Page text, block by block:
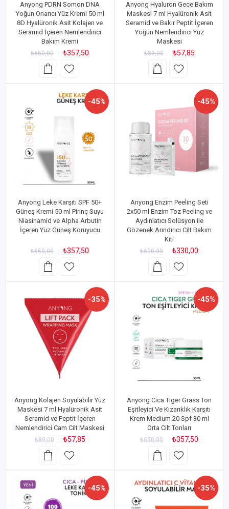
Anyong PDRN Somon DNA
Yoğun Onarıcı Yüz Kremi 50 ml
8D Hyalüronik Asit Kolajen ve
Seramid İçeren Nemlendirici
Bakım Kremi
₺650,00 ₺357,50
Anyong Hyaluron Gece Bakım
Maskesi 7 ml Hyalüronik Asit
Seramid ve Bakır Peptit İçeren
Yoğun Nemlendirici Yüz
Maskesi
₺89,00 ₺57,85
-45%
Anyong Leke Karşıtı SPF 50+
Güneş Kremi 50 ml Pirinç Suyu
Niasinamid ve Alpha Arbutin
İçeren Yüz Güneş Koruyucu
₺650,00 ₺357,50
-45%
Anyong Enzim Peeling Seti
2x50 ml Enzim Toz Peeling ve
Aydınlatıcı Solüsyon ile
Gözenek Arındırıcı Cilt Bakım
Kiti
₺600,00 ₺330,00
-35%
Anyong Kolajen Soyulabilir Yüz
Maskesi 7 ml Hyalüronik Asit
Seramid ve Peptit İçeren
Nemlendirici Cam Cilt Maskesi
₺89,00 ₺57,85
-45%
Anyong Cica Tiger Grass Ton
Eşitleyici Ve Kızarıklık Karşıtı
Krem Medium 20 Spf 30 ml
Orta Cilt Tonları
₺650,00 ₺357,50
-45% -35%